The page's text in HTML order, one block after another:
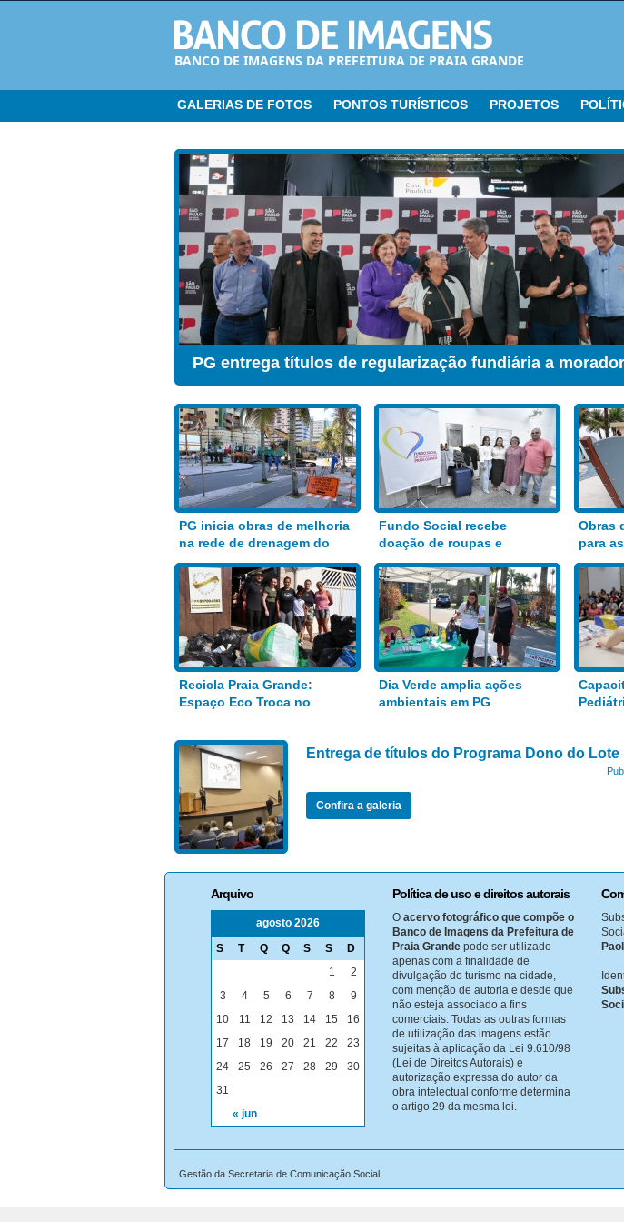
BANCO DE IMAGENS DA PREFEITURA DE PRAIA GRANDE
GALERIAS DE FOTOS PONTOS TURÍSTICOS PROJETOS
CER ganha Sala de Estimulação Sensorial
PG inicia obras de melhoria
na rede de drenagem do
Bairro Aviação
Fundo Social recebe
doação de roupas e
alimentos
Obras
para
Recicla Praia Grande:
Espaço Eco Troca no
Dia Verde amplia ações
ambientais em PG
Entrega de títulos do Programa Dono do Lote
Confira a galeria
Arquivo
agosto 2026
S
T Q Q S S D
« jun
1
2
3
4 5 6 7 8
9
10
11 12 13 14 15
16
17
18 19 20 21 22
23
24
25 26 27 28 29
30
31
Política de uso e direitos autorais
O acervo fotográfico que compõe o
Banco de Imagens da Prefeitura de
Praia Grande pode ser utilizado
apenas com a finalidade de
divulgação do turismo na cidade,
com menção de autoria e desde que
não esteja associado a fins
comerciais. Todas as outras formas
de utilização das imagens estão
sujeitas à aplicação da Lei 9.610/98
(Lei de Direitos Autorais) e
autorização expressa do autor da
obra intelectual conforme determina
o artigo 29 da mesma lei.
Gestão da Secretaria de Comunicação Social.